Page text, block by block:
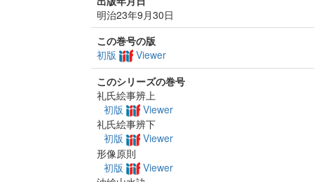
明治23年9月30日
この巻号の版
初版
Viewer
このシリーズの巻号
礼氏絵事辨上
初版
Viewer
礼氏絵事辨下
初版
Viewer
形像原則
初版
Viewer